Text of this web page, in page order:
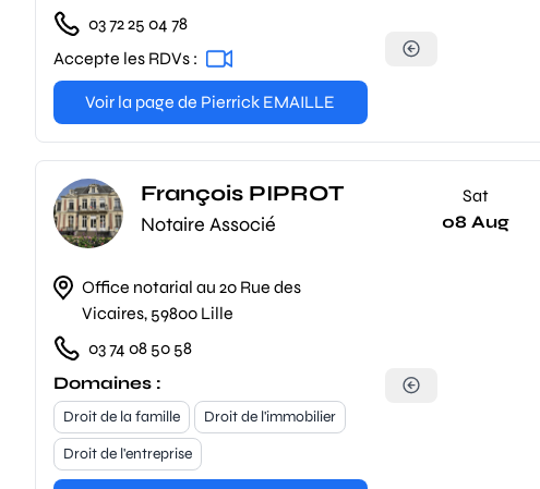
03 72 25 04 78
Accepte les RDVs :
Voir la page de Pierrick EMAILLE
François PIPROT
Notaire Associé
Office notarial au 20 Rue des
Vicaires, 59800 Lille
03 74 08 50 58
Domaines :
Droit de la famille
Droit de l'immobilier
Droit de l'entreprise
Sat
08 Aug